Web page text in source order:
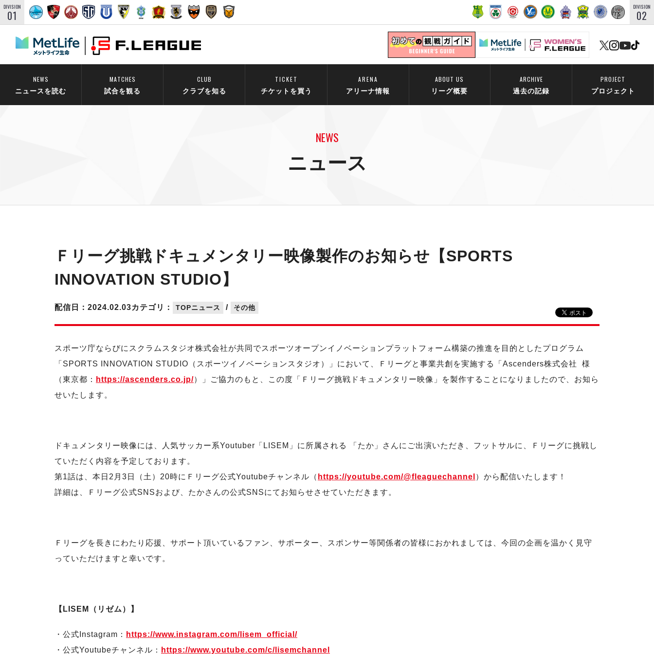
DIVISION
01
DIVISION
02
NEWS
ニュースを読む
MATCHES
試合を観る
CLUB
クラブを知る
TICKET
チケットを買う
ARENA
アリーナ情報
ABOUT US
リーグ概要
ARCHIVE
過去の記録
PROJECT
プロジェクト
NEWS
ニュース
Ｆリーグ挑戦ドキュメンタリー映像製作のお知らせ【SPORTS
INNOVATION STUDIO】
カテゴリ： TOPニュース / その他
配信日：2024.02.03
スポーツ庁ならびにスクラムスタジオ株式会社が共同でスポーツオープンイノベーションプラットフォーム構築の推進を目的としたプログラム
「SPORTS INNOVATION STUDIO（スポーツイノベーションスタジオ）」において、Ｆリーグと事業共創を実施する「Ascenders株式会社 様
（東京都：
https://ascenders.co.jp/）」ご協力のもと、この度「Ｆリーグ挑戦ドキュメンタリー映像」を製作することになりましたので、お知ら
せいたします。
ドキュメンタリー映像には、人気サッカー系Youtuber「LISEM」に所属される 「たか」さんにご出演いただき、フットサルに、Ｆリーグに挑戦し
ていただく内容を予定しております。
第1話は、本日2月3日（土）20時にＦリーグ公式Youtubeチャンネル（ https://youtube.com/@fleaguechannel ）から配信いたします！
詳細は、Ｆリーグ公式SNSおよび、たかさんの公式SNSにてお知らせさせていただきます。
Ｆリーグを長きにわたり応援、サポート頂いているファン、サポーター、スポンサー等関係者の皆様におかれましては、今回の企画を温かく見守
っていただけますと幸いです。
【LISEM（リゼム）】
・公式Instagram：
https://www.instagram.com/lisem_official/
・公式Youtubeチャンネル：
https://www.youtube.com/c/lisemchannel